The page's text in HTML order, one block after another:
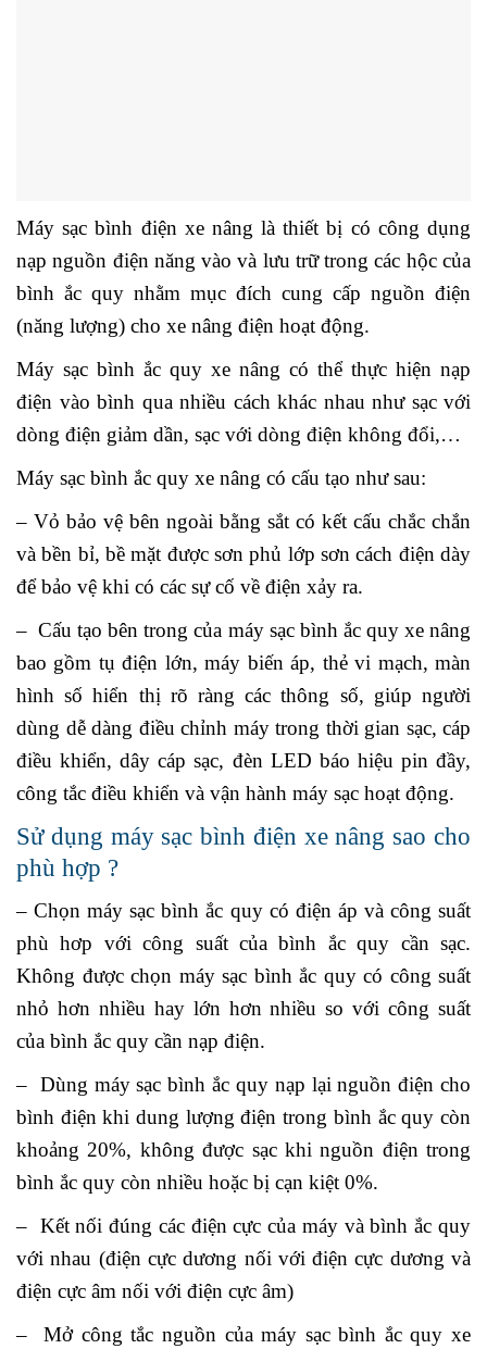
Máy sạc bình điện xe nâng là thiết bị có công dụng
nạp nguồn điện năng vào và lưu trữ trong các hộc của
bình ắc quy nhằm mục đích cung cấp nguồn điện
(năng lượng) cho xe nâng điện hoạt động.
Máy sạc bình ắc quy xe nâng có thể thực hiện nạp
điện vào bình qua nhiều cách khác nhau như sạc với
dòng điện giảm dần, sạc với dòng điện không đổi,…
Máy sạc bình ắc quy xe nâng có cấu tạo như sau:
– Vỏ bảo vệ bên ngoài bằng sắt có kết cấu chắc chắn
và bền bỉ, bề mặt được sơn phủ lớp sơn cách điện dày
để bảo vệ khi có các sự cố về điện xảy ra.
– Cấu tạo bên trong của máy sạc bình ắc quy xe nâng
bao gồm tụ điện lớn, máy biến áp, thẻ vi mạch, màn
hình số hiển thị rõ ràng các thông số, giúp người
dùng dễ dàng điều chỉnh máy trong thời gian sạc, cáp
điều khiển, dây cáp sạc, đèn LED báo hiệu pin đầy,
công tắc điều khiển và vận hành máy sạc hoạt động.
Sử dụng máy sạc bình điện xe nâng sao cho
phù hợp ?
– Chọn máy sạc bình ắc quy có điện áp và công suất
phù hơp với công suất của bình ắc quy cần sạc.
Không được chọn máy sạc bình ắc quy có công suất
nhỏ hơn nhiều hay lớn hơn nhiều so với công suất
của bình ắc quy cần nạp điện.
– Dùng máy sạc bình ắc quy nạp lại nguồn điện cho
bình điện khi dung lượng điện trong bình ắc quy còn
khoảng 20%, không được sạc khi nguồn điện trong
bình ắc quy còn nhiều hoặc bị cạn kiệt 0%.
– Kết nối đúng các điện cực của máy và bình ắc quy
với nhau (điện cực dương nối với điện cực dương và
điện cực âm nối với điện cực âm)
– Mở công tắc nguồn của máy sạc bình ắc quy xe